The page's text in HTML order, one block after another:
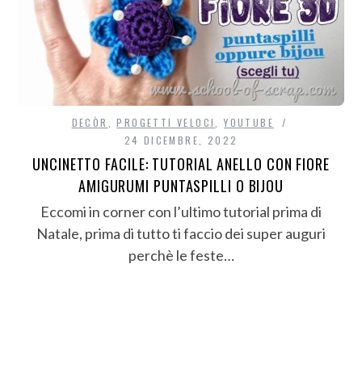
DECÒR ,PROGETTI VELOCI ,YOUTUBE
24 DICEMBRE, 2022
UNCINETTO FACILE: TUTORIAL ANELLO CON FIORE
AMIGURUMI PUNTASPILLI O BIJOU
Eccomi in corner con l’ultimo tutorial prima di
Natale, prima di tutto ti faccio dei super auguri
perchè le feste…